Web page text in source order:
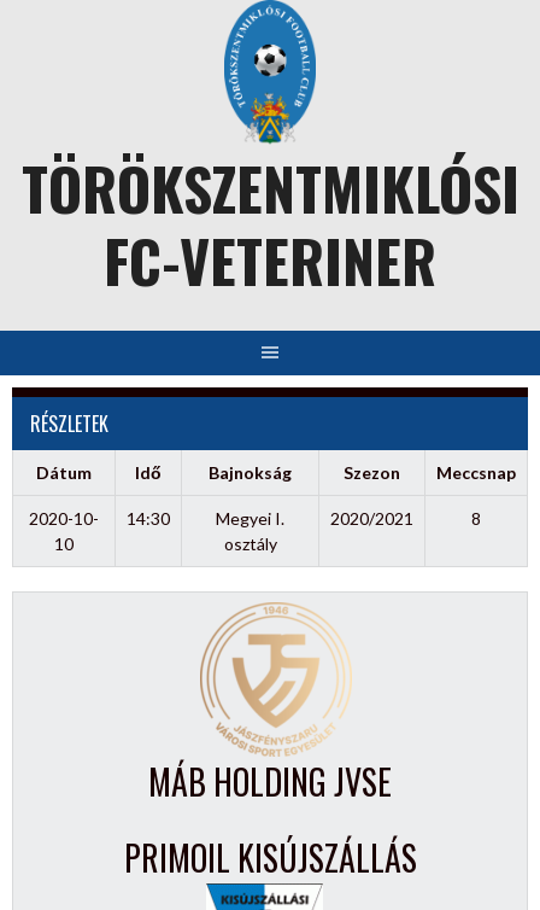
TÖRÖKSZENTMIKLÓSI
FC-VETERINER
RÉSZLETEK
Dátum Idő Bajnokság Szezon Meccsnap
2020-10-
10
14:30
Megyei I.
osztály
2020/2021 8
MÁB HOLDING JVSE
PRIMOIL KISÚJSZÁLLÁS